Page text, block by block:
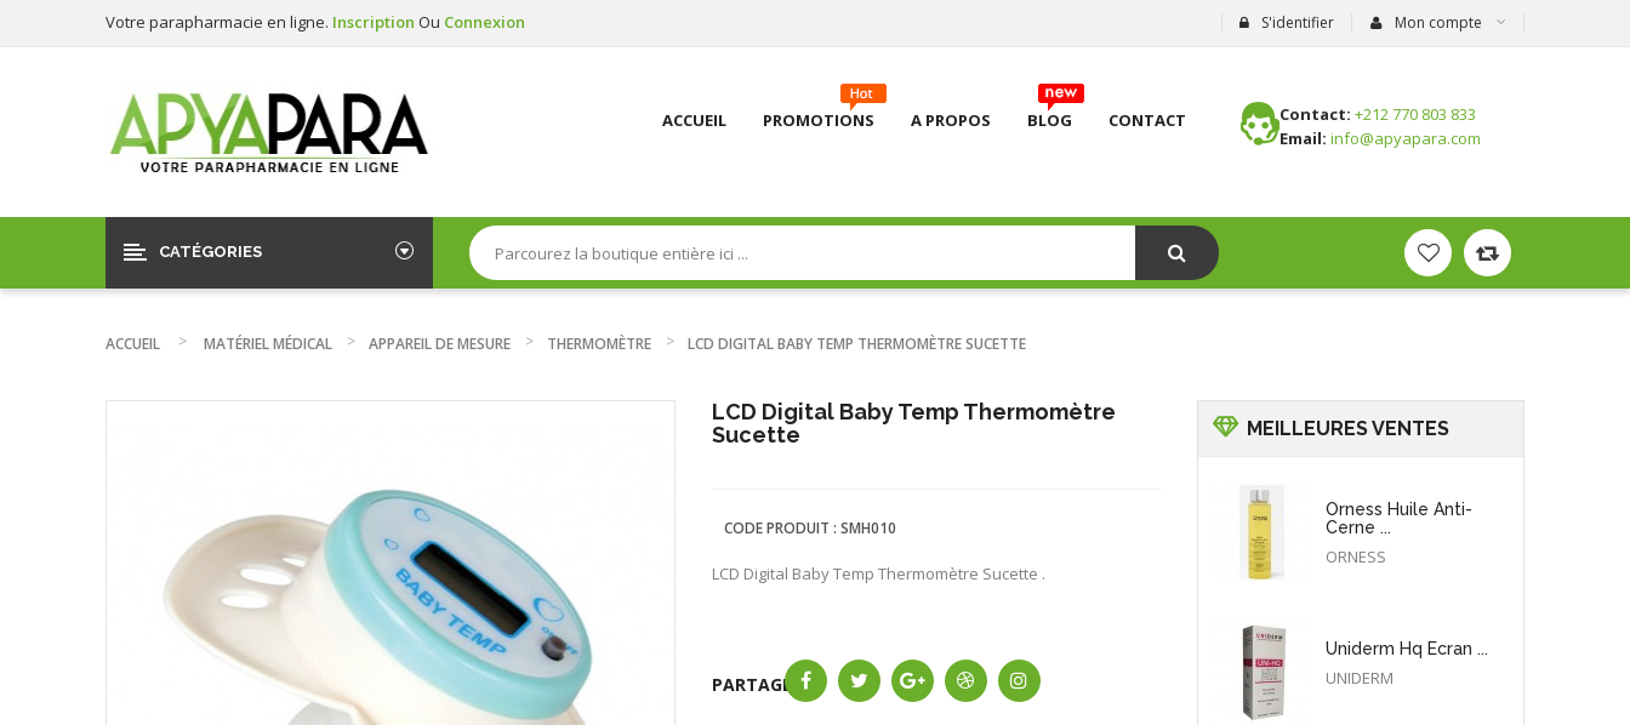
Votre parapharmacie en ligne. Inscription Ou Connexion S'identifier Mon compte
ACCUEIL PROMOTIONS A PROPOS BLOG CONTACT Contact: +212 770 803 833
Email: info@apyapara.com
CATÉGORIES
ACCUEIL MATÉRIEL MÉDICAL APPAREIL DE MESURE THERMOMÈTRE LCD DIGITAL BABY TEMP THERMOMÈTRE SUCETTE
LCD Digital Baby Temp Thermomètre
Sucette
CODE PRODUIT : SMH010
LCD Digital Baby Temp Thermomètre Sucette .
PARTAGER
MEILLEURES VENTES
Orness Huile Anti-
Cerne ...
ORNESS
Uniderm Hq Ecran ...
UNIDERM